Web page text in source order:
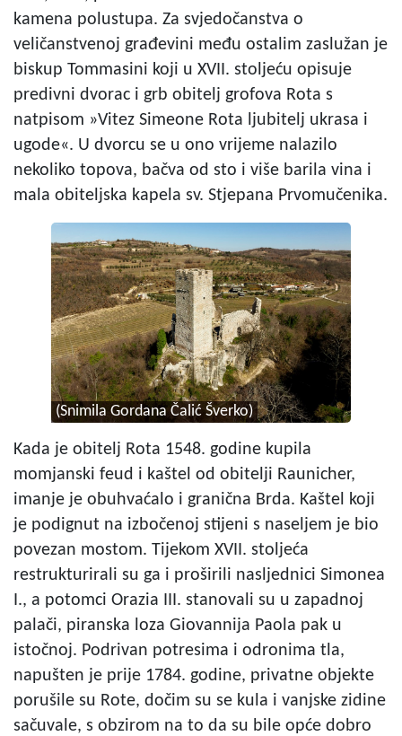
kamena polustupa. Za svjedočanstva o
veličanstvenoj građevini među ostalim zaslužan je
biskup Tommasini koji u XVII. stoljeću opisuje
predivni dvorac i grb obitelj grofova Rota s
natpisom »Vitez Simeone Rota ljubitelj ukrasa i
ugode«. U dvorcu se u ono vrijeme nalazilo
nekoliko topova, bačva od sto i više barila vina i
mala obiteljska kapela sv. Stjepana Prvomučenika.
(Snimila Gordana Čalić Šverko)
Kada je obitelj Rota 1548. godine kupila
momjanski feud i kaštel od obitelji Raunicher,
imanje je obuhvaćalo i granična Brda. Kaštel koji
je podignut na izbočenoj stijeni s naseljem je bio
povezan mostom. Tijekom XVII. stoljeća
restrukturirali su ga i proširili nasljednici Simonea
I., a potomci Orazia III. stanovali su u zapadnoj
palači, piranska loza Giovannija Paola pak u
istočnoj. Podrivan potresima i odronima tla,
napušten je prije 1784. godine, privatne objekte
porušile su Rote, dočim su se kula i vanjske zidine
sačuvale, s obzirom na to da su bile opće dobro